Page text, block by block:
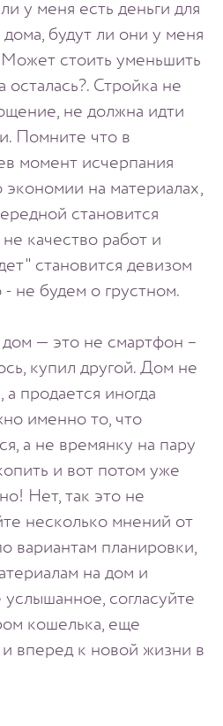
у меня есть деньги для
будут ли они у меня
Может стоить уменьшить
Стройка не
не должна идти
Помните что в
момент исчерпания
на материалах,
становится
качество работ и
становится девизом
- не будем о грустном.
— это не смартфон –
купил другой. Дом не
продается иногда
именно то, что
а не времянку на пару
и вот потом уже
Нет, так это не
несколько мнений от
вариантам планировки,
на дом и
услышанное, согласуйте
кошелька, еще
вперед к новой жизни в